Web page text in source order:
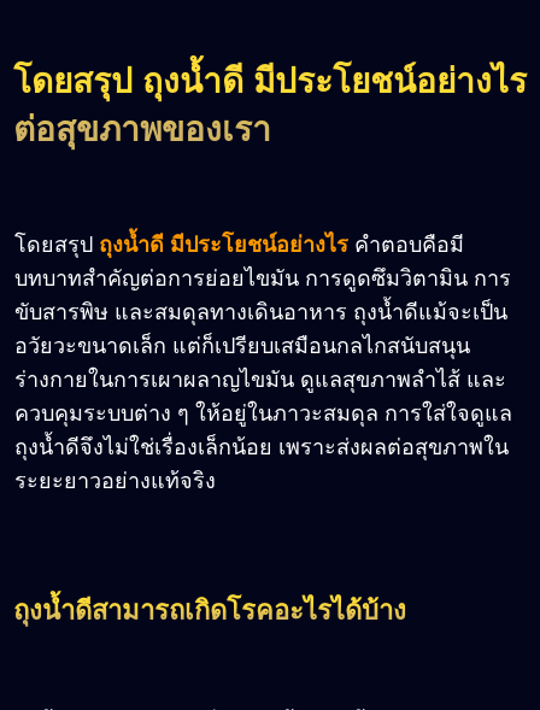
โดยสรุป ถุงน้ำดี มีประโยชน์อย่างไร
ต่อสุขภาพของเรา
โดยสรุป ถุงน้ำดี มีประโยชน์อย่างไร คำตอบคือมี
บทบาทสำคัญต่อการย่อยไขมัน การดูดซึมวิตามิน การ
ขับสารพิษ และสมดุลทางเดินอาหาร ถุงน้ำดีแม้จะเป็น
อวัยวะขนาดเล็ก แต่ก็เปรียบเสมือนกลไกสนับสนุน
ร่างกายในการเผาผลาญไขมัน ดูแลสุขภาพลำไส้ และ
ควบคุมระบบต่าง ๆ ให้อยู่ในภาวะสมดุล การใส่ใจดูแล
ถุงน้ำดีจึงไม่ใช่เรื่องเล็กน้อย เพราะส่งผลต่อสุขภาพใน
ระยะยาวอย่างแท้จริง
ถุงน้ำดีสามารถเกิดโรคอะไรได้บ้าง